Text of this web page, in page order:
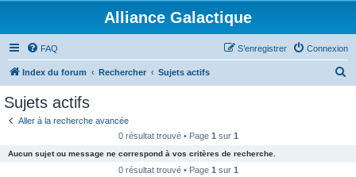
Alliance Galactique
FAQ Connexion
S’enregistrer
Index du forum Rechercher Sujets actifs
Sujets actifs
Aller à la recherche avancée
0 résultat trouvé • Page 1 sur 1
Aucun sujet ou message ne correspond à vos critères de recherche.
0 résultat trouvé • Page 1 sur 1